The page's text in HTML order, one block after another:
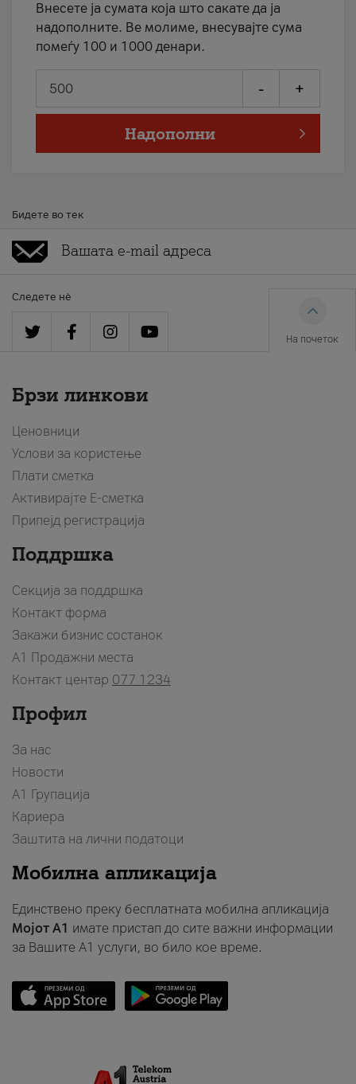
Внесете ја сумата која што сакате да ја
надополните. Ве молиме, внесувајте сума
помеѓу 100 и 1000 денари.
- +
Надополни
Бидете во тек
Следете нè
На почеток
Брзи линкови
Ценовници
Услови за користење
Плати сметка
Активирајте Е-сметка
Припејд регистрација
Поддршка
Секција за поддршка
Контакт форма
Закажи бизнис состанок
A1 Продажни места
Контакт центар 077 1234
Профил
За нас
Новости
А1 Групација
Кариера
Заштита на лични податоци
Мобилна апликација
Единствено преку бесплатната мобилна апликација
Мојот A1 имате пристап до сите важни информации
за Вашите A1 услуги, во било кое време.